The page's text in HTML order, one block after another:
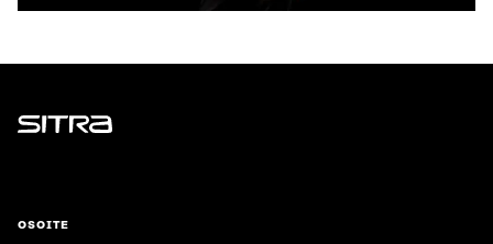
Sitra
OSOITE